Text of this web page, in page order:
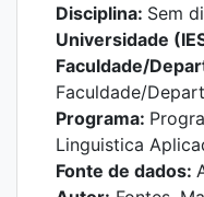
Disciplina: Sem
Universidade
Faculdade/
Faculdade/
Programa:
Linguistica
Fonte de dados: